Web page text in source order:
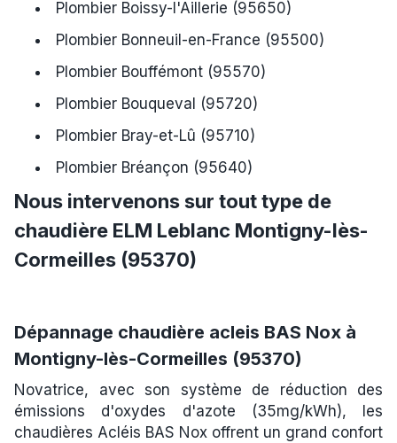
Plombier Boissy-l'Aillerie (95650)
Plombier Bonneuil-en-France (95500)
Plombier Bouffémont (95570)
Plombier Bouqueval (95720)
Plombier Bray-et-Lû (95710)
Plombier Bréançon (95640)
Nous intervenons sur tout type de
chaudière ELM Leblanc Montigny-lès-
Cormeilles (95370)
Dépannage chaudière acleis BAS Nox à
Montigny-lès-Cormeilles (95370)
Novatrice, avec son système de réduction des
émissions d'oxydes d'azote (35mg/kWh), les
chaudières Acléis BAS Nox offrent un grand confort